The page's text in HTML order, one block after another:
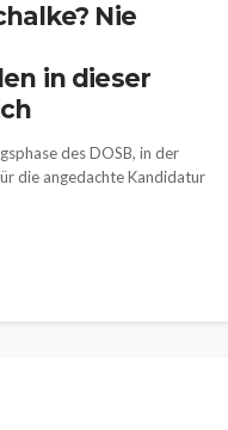
Nie
in dieser
des DOSB, in der
die angedachte Kandidatur